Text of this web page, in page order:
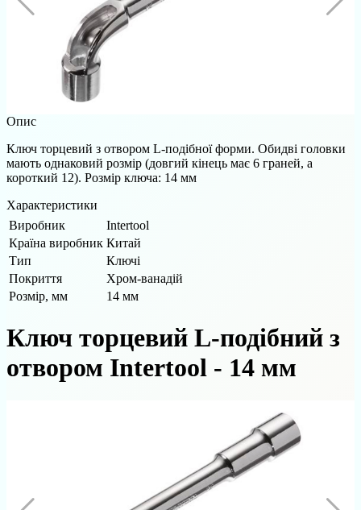
Опис
Ключ торцевий з отвором L-подібної форми. Обидві головки
мають однаковий розмір (довгий кінець має 6 граней, а
короткий 12). Розмір ключа: 14 мм
Характеристики
Виробник
Intertool
Країна виробник Китай
Тип
Ключі
Покриття
Хром-ванадій
Розмір, мм
14 мм
Ключ торцевий L-подібний з
отвором Intertool - 14 мм